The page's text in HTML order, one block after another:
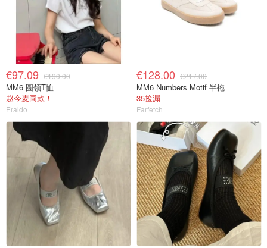
€97.09 €190.00
MM6 圆领T恤
赵今麦同款！
Eraldo
€128.00 €217.00
MM6 Numbers Motif 半拖
35捡漏
Farfetch